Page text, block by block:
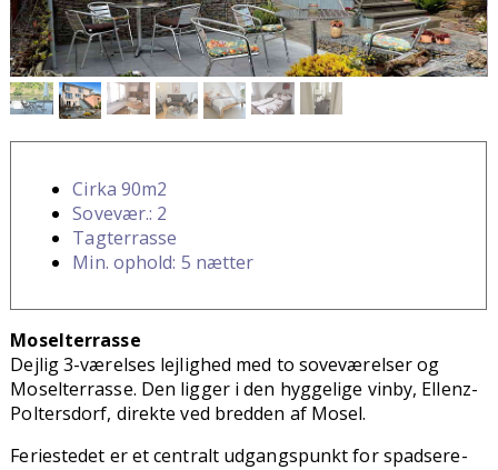
Cirka 90m2
Sovevær.: 2
Tagterrasse
Min. ophold: 5 nætter
Moselterrasse
Dejlig 3-værelses lejlighed med to soveværelser og
Moselterrasse. Den ligger i den hyggelige vinby, Ellenz-
Poltersdorf, direkte ved bredden af Mosel.
Feriestedet er et centralt udgangspunkt for spadsere-